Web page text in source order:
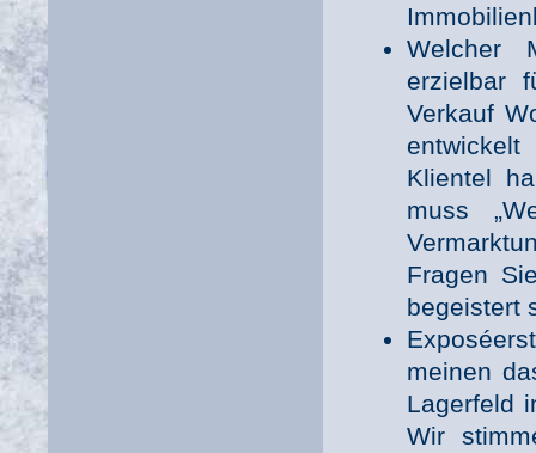
Welcher
erzielbar
Verkauf
Klientel
muss
Fragen
begeistert
meinen
Lagerfeld
Wir